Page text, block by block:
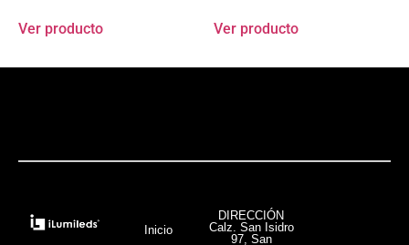
Ver producto Ver producto
Inicio
DIRECCIÓN
Calz. San Isidro
97, San